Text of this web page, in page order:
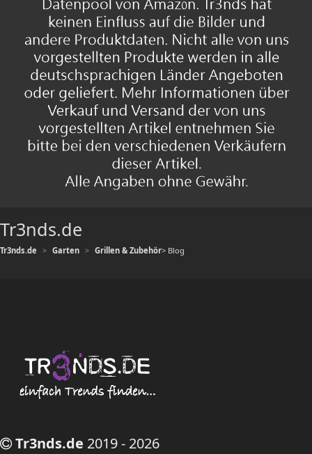
Tr3nds.de
Tr3nds.de Garten Grillen & Zubehör> Blog
Tr3nds.de 2019 - 2026